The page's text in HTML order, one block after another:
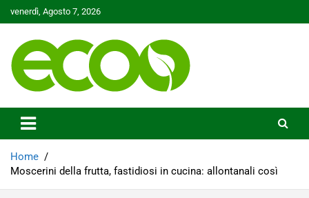
to
venerdì, Agosto 7, 2026
Ecoo.it
Home
Moscerini della frutta, fastidiosi in cucina: allontanali così